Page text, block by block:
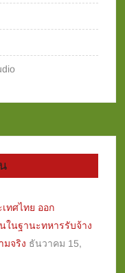
ทศไทย ออก
ในฐานะทหารรับจ้าง
มจริง ธันวาคม 15,